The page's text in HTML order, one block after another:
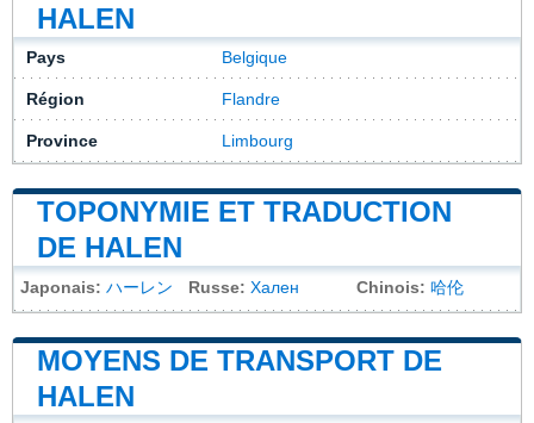
HALEN
Pays Belgique
Région Flandre
Province Limbourg
TOPONYMIE ET TRADUCTION
DE HALEN
Japonais: ハーレン Russe: Хален Chinois: 哈伦
MOYENS DE TRANSPORT DE
HALEN